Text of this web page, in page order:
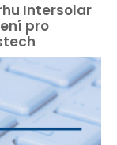
Intersolar
pro